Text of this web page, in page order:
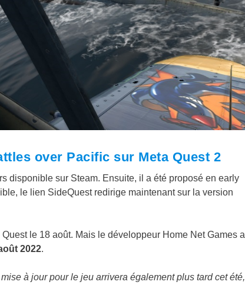
over Pacific sur Meta Quest 2
disponible sur Steam. Ensuite, il a été proposé en early
le lien SideQuest redirige maintenant sur la version
le 18 août. Mais le développeur Home Net Games a
2022.
à jour pour le jeu arrivera également plus tard cet été,